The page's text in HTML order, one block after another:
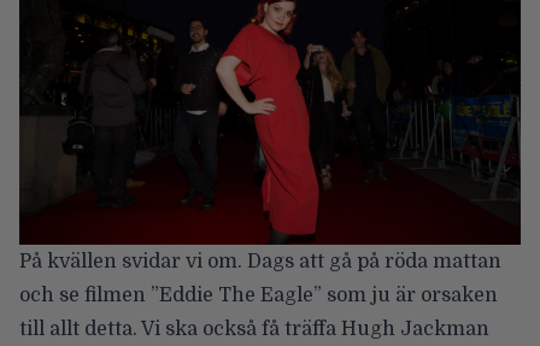
På kvällen svidar vi om. Dags att gå på röda mattan
och se filmen ”Eddie The Eagle” som ju är orsaken
till allt detta. Vi ska också få träffa Hugh Jackman